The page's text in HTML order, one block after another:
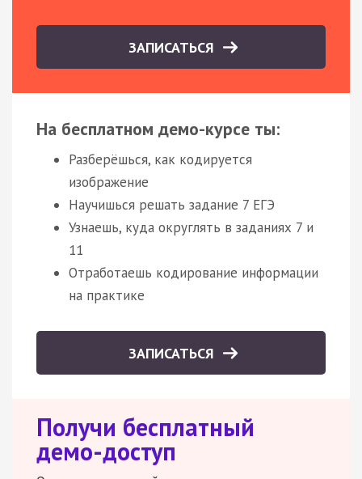
ЗАПИСАТЬСЯ
На бесплатном демо-курсе ты:
Разберёшься, как кодируется
изображение
Научишься решать задание 7 ЕГЭ
Узнаешь, куда округлять в заданиях 7 и
11
Отработаешь кодирование информации
на практике
ЗАПИСАТЬСЯ
Получи бесплатный
демо-доступ